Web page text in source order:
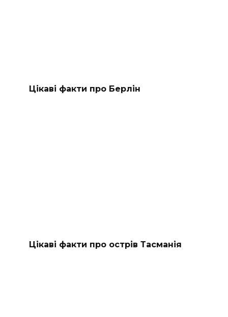
Цікаві факти про Берлін
Цікаві факти про острів Тасманія